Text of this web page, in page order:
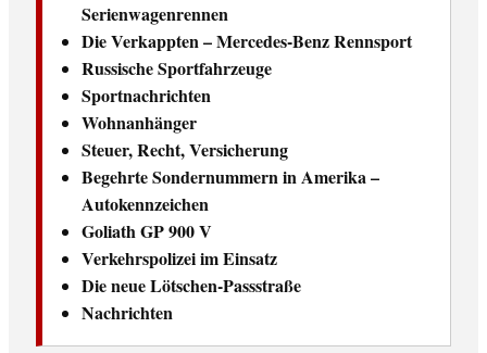
Serienwagenrennen
Die Verkappten – Mercedes-Benz Rennsport
Russische Sportfahrzeuge
Sportnachrichten
Wohnanhänger
Steuer, Recht, Versicherung
Begehrte Sondernummern in Amerika –
Autokennzeichen
Goliath GP 900 V
Verkehrspolizei im Einsatz
Die neue Lötschen-Passstraße
Nachrichten